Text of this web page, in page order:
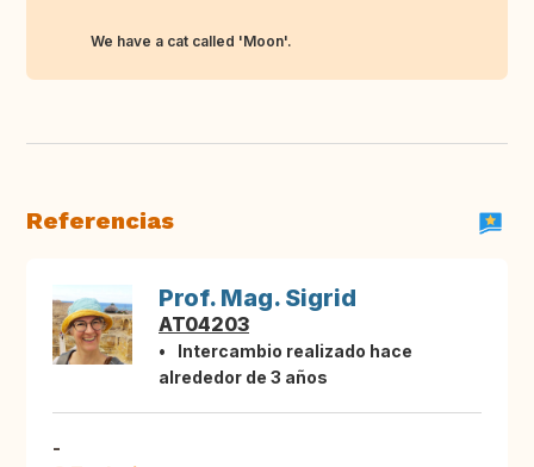
We have a cat called 'Moon'.
Referencias
Prof. Mag. Sigrid
AT04203
Intercambio realizado hace
alrededor de 3 años
-